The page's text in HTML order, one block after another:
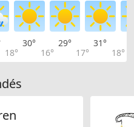
18°
30°
16°
29°
17°
31°
18°